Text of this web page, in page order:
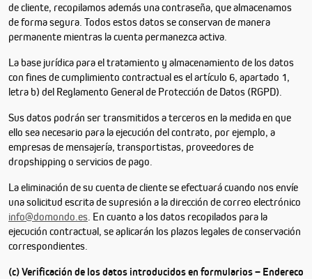
de cliente, recopilamos además una contraseña, que almacenamos
de forma segura. Todos estos datos se conservan de manera
permanente mientras la cuenta permanezca activa.
La base jurídica para el tratamiento y almacenamiento de los datos
con fines de cumplimiento contractual es el artículo 6, apartado 1,
letra b) del Reglamento General de Protección de Datos (RGPD).
Sus datos podrán ser transmitidos a terceros en la medida en que
ello sea necesario para la ejecución del contrato, por ejemplo, a
empresas de mensajería, transportistas, proveedores de
dropshipping o servicios de pago.
La eliminación de su cuenta de cliente se efectuará cuando nos envíe
una solicitud escrita de supresión a la dirección de correo electrónico
info@domondo.es. En cuanto a los datos recopilados para la
ejecución contractual, se aplicarán los plazos legales de conservación
correspondientes.
(c) Verificación de los datos introducidos en formularios – Endereco